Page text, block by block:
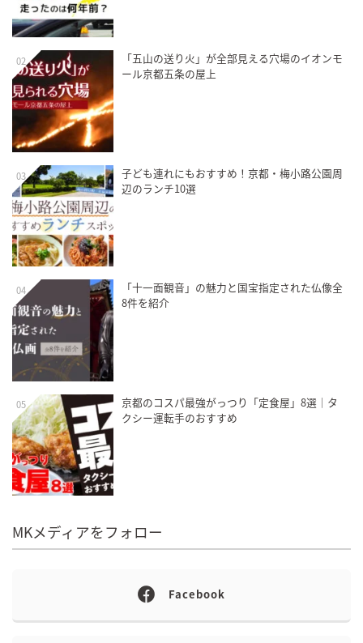
02
「五山の送り火」が全部見える穴場のイオンモ
ール京都五条の屋上
03
子ども連れにもおすすめ！京都・梅小路公園周
辺のランチ10選
04
「十一面観音」の魅力と国宝指定された仏像全
8件を紹介
05
京都のコスパ最強がっつり「定食屋」8選｜タ
クシー運転手のおすすめ
MKメディアをフォロー
Facebook